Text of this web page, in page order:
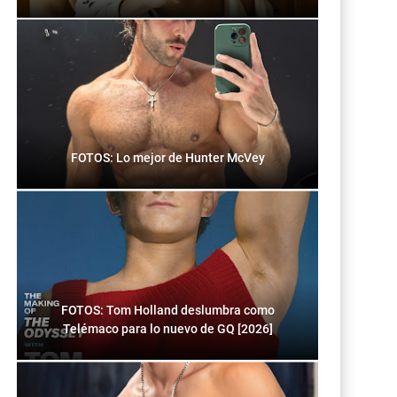
FOTOS: Lo mejor de Hunter McVey
FOTOS: Tom Holland deslumbra como
Telémaco para lo nuevo de GQ [2026]